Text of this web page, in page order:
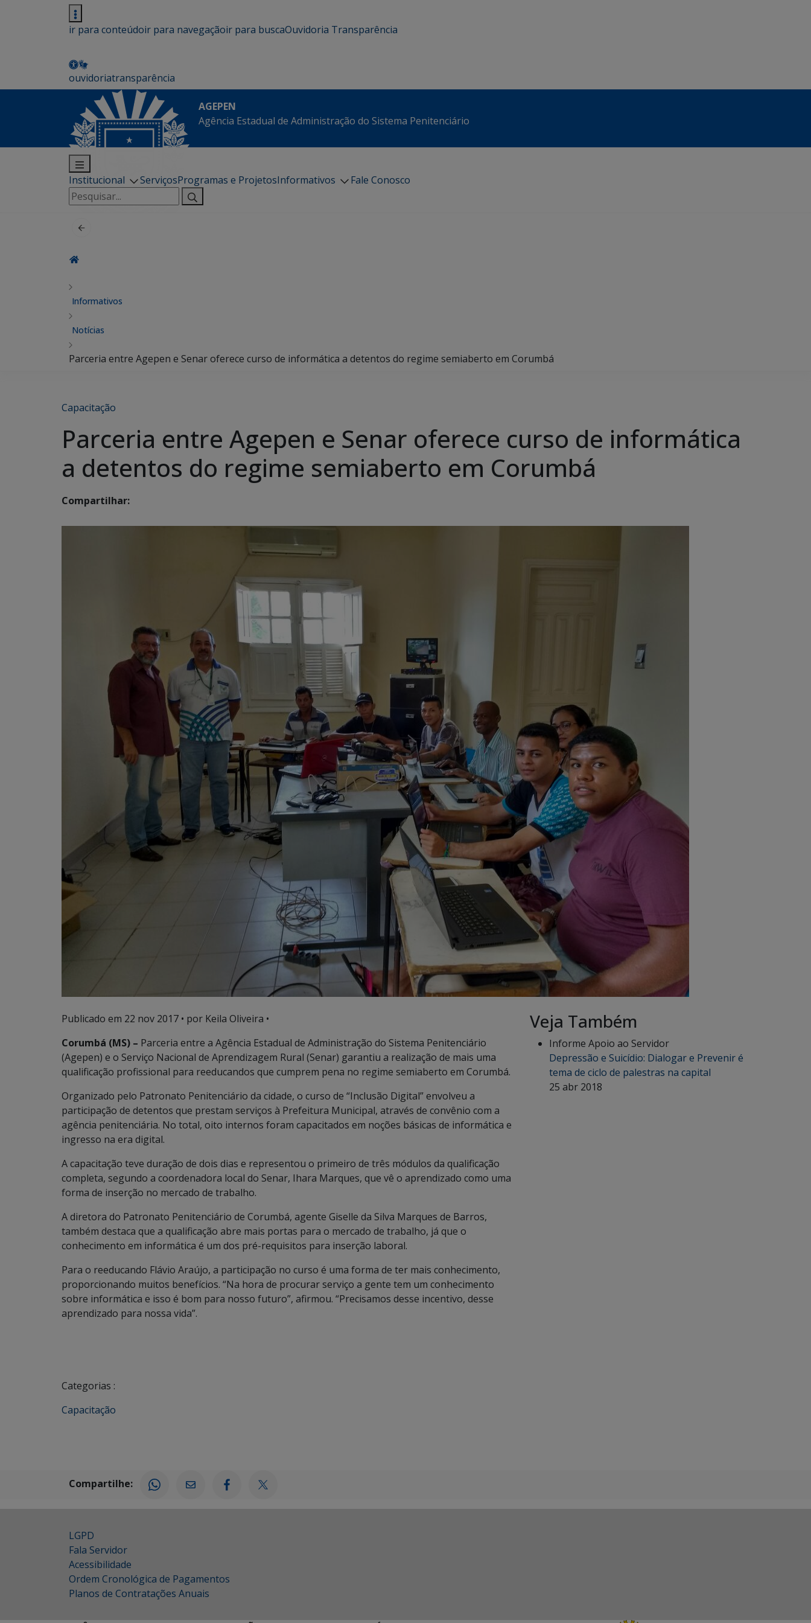
ir para conteúdoir para navegaçãoir para buscaOuvidoria Transparência
ouvidoriatransparência
AGEPEN
Agência Estadual de Administração do Sistema Penitenciário
Institucional ServiçosProgramas e ProjetosInformativos
Fale Conosco
Pesquisar
por:
Informativos
Notícias
Parceria entre Agepen e Senar oferece curso de informática a detentos do regime semiaberto em Corumbá
Capacitação
Parceria entre Agepen e Senar oferece curso de informática
a detentos do regime semiaberto em Corumbá
Compartilhar:
Publicado em 22 nov 2017 • por Keila Oliveira •
Corumbá (MS) – Parceria entre a Agência Estadual de Administração do Sistema Penitenciário
(Agepen) e o Serviço Nacional de Aprendizagem Rural (Senar) garantiu a realização de mais uma
qualificação profissional para reeducandos que cumprem pena no regime semiaberto em Corumbá.
Organizado pelo Patronato Penitenciário da cidade, o curso de “Inclusão Digital” envolveu a
participação de detentos que prestam serviços à Prefeitura Municipal, através de convênio com a
agência penitenciária. No total, oito internos foram capacitados em noções básicas de informática e
ingresso na era digital.
A capacitação teve duração de dois dias e representou o primeiro de três módulos da qualificação
completa, segundo a coordenadora local do Senar, Ihara Marques, que vê o aprendizado como uma
forma de inserção no mercado de trabalho.
A diretora do Patronato Penitenciário de Corumbá, agente Giselle da Silva Marques de Barros,
também destaca que a qualificação abre mais portas para o mercado de trabalho, já que o
conhecimento em informática é um dos pré-requisitos para inserção laboral.
Para o reeducando Flávio Araújo, a participação no curso é uma forma de ter mais conhecimento,
proporcionando muitos benefícios. “Na hora de procurar serviço a gente tem um conhecimento
sobre informática e isso é bom para nosso futuro”, afirmou. “Precisamos desse incentivo, desse
aprendizado para nossa vida”.
Categorias :
Capacitação
Veja Também
Informe Apoio ao Servidor
Depressão e Suicídio: Dialogar e Prevenir é
tema de ciclo de palestras na capital
25 abr 2018
Compartilhe:
LGPD
Fala Servidor
Acessibilidade
Ordem Cronológica de Pagamentos
Planos de Contratações Anuais